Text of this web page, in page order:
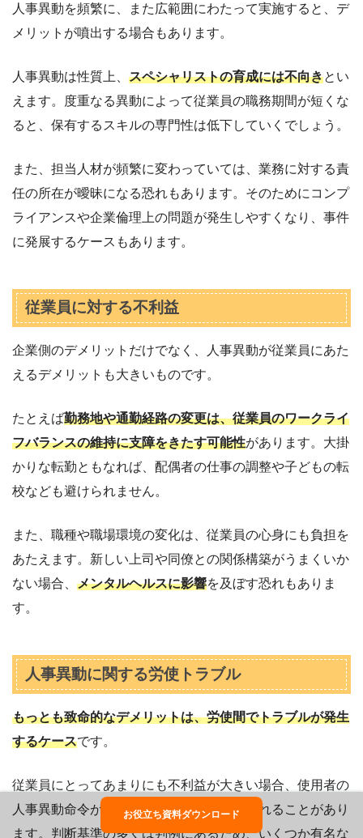
人事異動を頻繁に、また広範囲にわたって実施すると、デ
メリットが噴出する場合もあります。
人事異動は性質上、 スペシャリストの育成には不向きとい
えます。度重なる異動によって従業員の職務期間が短くな
ると、保有するスキルの専門性は低下していくでしょう。
また、担当人材が頻繁に変わっていては、業務に対する責
任の所在が曖昧になる恐れもあります。そのためにコンプ
ライアンスや企業倫理上の問題が発生しやすくなり、事件
に発展するケースもあります。
従業員に対する不利益
企業側のデメリットだけでなく、人事異動が従業員にあた
えるデメリットも大きいものです。
たとえば勤務地や通勤経路の変更は、従業員のワークライ
フバランスの維持に支障をきたす可能性があります。大掛
かりな転勤ともなれば、配偶者の仕事の調整や子どもの転
校なども避けられません。
また、職種や職場環境の変化は、従業員の心身にも負担を
あたえます。新しい上司や同僚との関係構築がうまくいか
ない場合、 メンタルヘルスに影響を及ぼす恐れもありま
す。
人事異動に関する労使トラブル
もっとも致命的なデメリットは、労使間でトラブルが発生
するケースです。
従業員にとってあまりにも不利益が大きい場合、使用者の
人事異動命令が適法か否か、裁判所で争われることがあり
ます。判断基準の多くは判例にあるため、いくつか有名な
お役立ち資料ダウンロード